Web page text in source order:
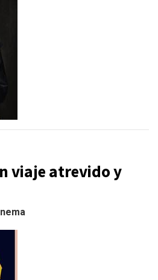
viaje atrevido y